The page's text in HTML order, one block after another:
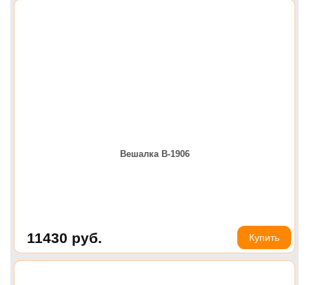
Вешалка В-1906
11430 руб. Купить